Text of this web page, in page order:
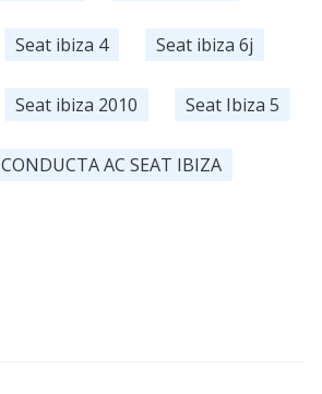
Seat ibiza 4 Seat ibiza 6j
Seat ibiza 2010 Seat Ibiza 5
CONDUCTA AC SEAT IBIZA